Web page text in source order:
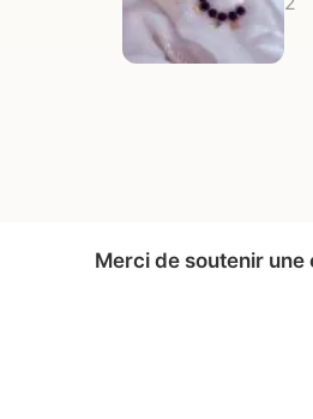
Merci de soutenir